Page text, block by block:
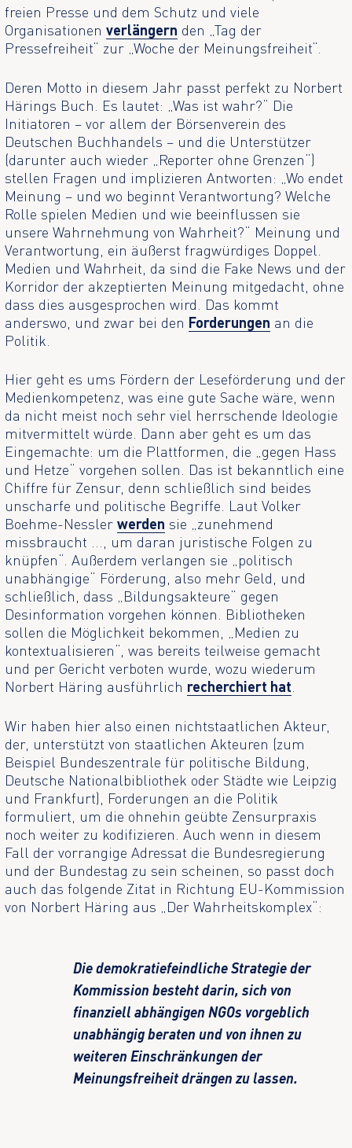
freien Presse und dem Schutz und viele
Organisationenverlängern den „Tag der
Pressefreiheit“ zur „Woche der Meinungsfreiheit“.
Deren Motto in diesem Jahr passt perfekt zu Norbert
Härings Buch. Es lautet: „Was ist wahr?“ Die
Initiatoren – vor allem der Börsenverein des
Deutschen Buchhandels – und die Unterstützer
(darunter auch wieder „Reporter ohne Grenzen“)
stellen Fragen und implizieren Antworten: „Wo endet
Meinung – und wo beginnt Verantwortung? Welche
Rolle spielen Medien und wie beeinflussen sie
unsere Wahrnehmung von Wahrheit?“ Meinung und
Verantwortung, ein äußerst fragwürdiges Doppel.
Medien und Wahrheit, da sind die Fake News und der
Korridor der akzeptierten Meinung mitgedacht, ohne
dass dies ausgesprochen wird. Das kommt
anderswo, und zwar bei den Forderungen an die
Politik.
Hier geht es ums Fördern der Leseförderung und der
Medienkompetenz, was eine gute Sache wäre, wenn
da nicht meist noch sehr viel herrschende Ideologie
mitvermittelt würde. Dann aber geht es um das
Eingemachte: um die Plattformen, die „gegen Hass
und Hetze“ vorgehen sollen. Das ist bekanntlich eine
Chiffre für Zensur, denn schließlich sind beides
unscharfe und politische Begriffe. Laut Volker
Boehme-Nesslerwerden sie „zunehmend
missbraucht ..., um daran juristische Folgen zu
knüpfen“. Außerdem verlangen sie „politisch
unabhängige“ Förderung, also mehr Geld, und
schließlich, dass „Bildungsakteure“ gegen
Desinformation vorgehen können. Bibliotheken
sollen die Möglichkeit bekommen, „Medien zu
kontextualisieren“, was bereits teilweise gemacht
und per Gericht verboten wurde, wozu wiederum
Norbert Häring ausführlich recherchiert hat
Wir haben hier also einen nichtstaatlichen Akteur,
der, unterstützt von staatlichen Akteuren (zum
Beispiel Bundeszentrale für politische Bildung,
Deutsche Nationalbibliothek oder Städte wie Leipzig
und Frankfurt), Forderungen an die Politik
formuliert, um die ohnehin geübte Zensurpraxis
noch weiter zu kodifizieren. Auch wenn in diesem
Fall der vorrangige Adressat die Bundesregierung
und der Bundestag zu sein scheinen, so passt doch
auch das folgende Zitat in Richtung EU-Kommission
von Norbert Häring aus „Der Wahrheitskomplex“:
Die demokratiefeindliche Strategie der
Kommission besteht darin, sich von
finanziell abhängigen NGOs vorgeblich
unabhängig beraten und von ihnen zu
weiteren Einschränkungen der
Meinungsfreiheit drängen zu lassen.